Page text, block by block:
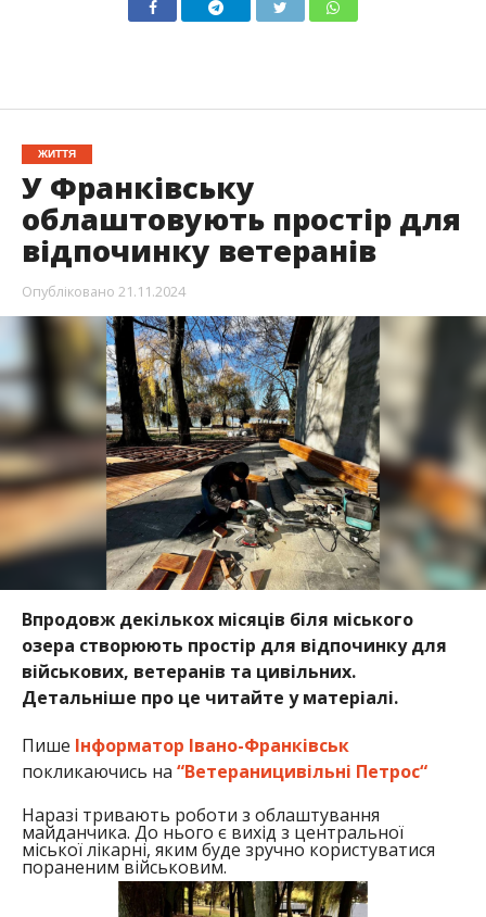
ЖИТТЯ
У Франківську
облаштовують простір для
відпочинку ветеранів
Опубліковано 21.11.2024
Впродовж декількох місяців біля міського
озера створюють простір для відпочинку для
військових, ветеранів та цивільних.
Детальніше про це читайте у матеріалі.
Пише Інформатор Івано-Франківськ
покликаючись на “Ветераницивільні Петрос“
Наразі тривають роботи з облаштування
майданчика. До нього є вихід з центральної
міської лікарні, яким буде зручно користуватися
пораненим військовим.